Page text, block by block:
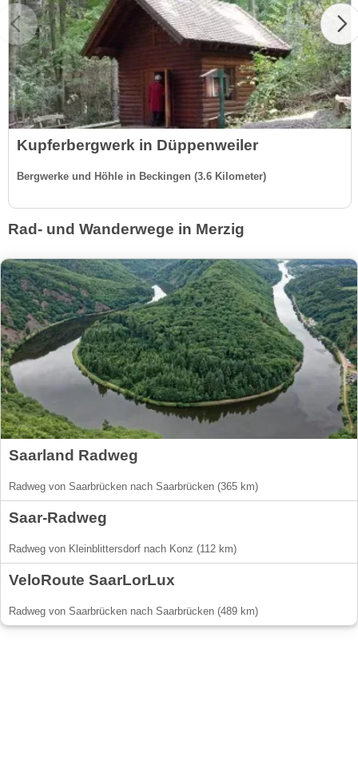
Kupferbergwerk in Düppenweiler
Bergwerke und Höhle in Beckingen (3.6 Kilometer)
Rad- und Wanderwege in Merzig
Saarland Radweg
Radweg von Saarbrücken nach Saarbrücken (365 km)
Saar-Radweg
Radweg von Kleinblittersdorf nach Konz (112 km)
VeloRoute SaarLorLux
Radweg von Saarbrücken nach Saarbrücken (489 km)